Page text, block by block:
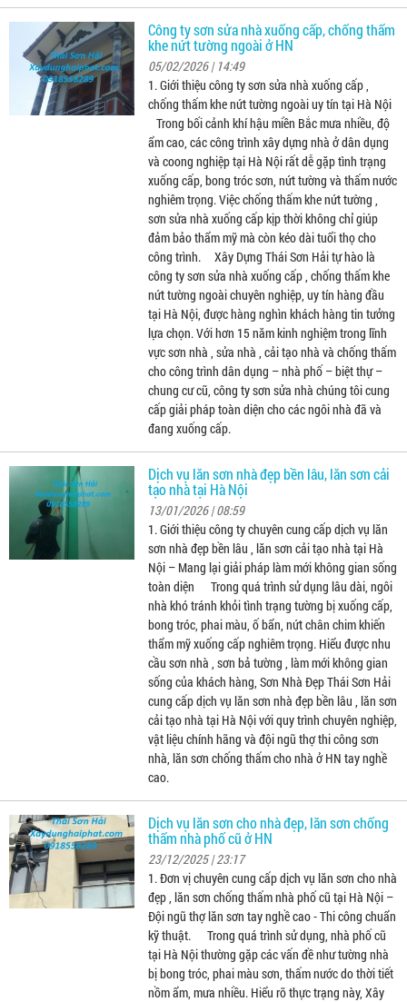
Công ty sơn sửa nhà xuống cấp, chống thấm
khe nứt tường ngoài ở HN
05/02/2026 | 14:49
1. Giới thiệu công ty sơn sửa nhà xuống cấp ,
chống thấm khe nứt tường ngoài uy tín tại Hà Nội
Trong bối cảnh khí hậu miền Bắc mưa nhiều, độ
ẩm cao, các công trình xây dựng nhà ở dân dụng
và coong nghiệp tại Hà Nội rất dễ gặp tình trạng
xuống cấp, bong tróc sơn, nứt tường và thấm nước
nghiêm trọng. Việc chống thấm khe nứt tường ,
sơn sửa nhà xuống cấp kịp thời không chỉ giúp
đảm bảo thẩm mỹ mà còn kéo dài tuổi thọ cho
công trình. Xây Dựng Thái Sơn Hải tự hào là
công ty sơn sửa nhà xuống cấp , chống thấm khe
nứt tường ngoài chuyên nghiệp, uy tín hàng đầu
tại Hà Nội, được hàng nghìn khách hàng tin tưởng
lựa chọn. Với hơn 15 năm kinh nghiệm trong lĩnh
vực sơn nhà , sửa nhà , cải tạo nhà và chống thấm
cho công trình dân dụng – nhà phố – biệt thự –
chung cư cũ, công ty sơn sửa nhà chúng tôi cung
cấp giải pháp toàn diện cho các ngôi nhà đã và
đang xuống cấp.
Dịch vụ lăn sơn nhà đẹp bền lâu, lăn sơn cải
tạo nhà tại Hà Nội
13/01/2026 | 08:59
1. Giới thiệu công ty chuyên cung cấp dịch vụ lăn
sơn nhà đẹp bền lâu , lăn sơn cải tạo nhà tại Hà
Nội – Mang lại giải pháp làm mới không gian sống
toàn diện Trong quá trình sử dụng lâu dài, ngôi
nhà khó tránh khỏi tình trạng tường bị xuống cấp,
bong tróc, phai màu, ố bẩn, nứt chân chim khiến
thẩm mỹ xuống cấp nghiêm trọng. Hiểu được nhu
cầu sơn nhà , sơn bả tường , làm mới không gian
sống của khách hàng, Sơn Nhà Đẹp Thái Sơn Hải
cung cấp dịch vụ lăn sơn nhà đẹp bền lâu , lăn sơn
cải tạo nhà tại Hà Nội với quy trình chuyên nghiệp,
vật liệu chính hãng và đội ngũ thợ thi công sơn
nhà, lăn sơn chống thấm cho nhà ở HN tay nghề
cao.
Dịch vụ lăn sơn cho nhà đẹp, lăn sơn chống
thấm nhà phố cũ ở HN
23/12/2025 | 23:17
1. Đơn vị chuyên cung cấp dịch vụ lăn sơn cho nhà
đẹp , lăn sơn chống thấm nhà phố cũ tại Hà Nội –
Đội ngũ thợ lăn sơn tay nghề cao - Thi công chuẩn
kỹ thuật. Trong quá trình sử dụng, nhà phố cũ
tại Hà Nội thường gặp các vấn đề như tường nhà
bị bong tróc, phai màu sơn, thấm nước do thời tiết
nồm ẩm, mưa nhiều. Hiểu rõ thực trạng này, Xây